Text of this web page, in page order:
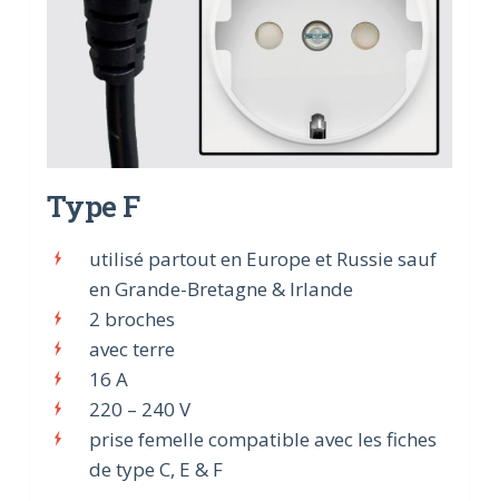
Type F
utilisé partout en Europe et Russie sauf
en Grande-Bretagne & Irlande
2 broches
avec terre
16 A
220 – 240 V
prise femelle compatible avec les fiches
de type C, E & F